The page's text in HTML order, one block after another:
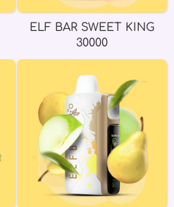
ELF BAR SWEET KING
30000